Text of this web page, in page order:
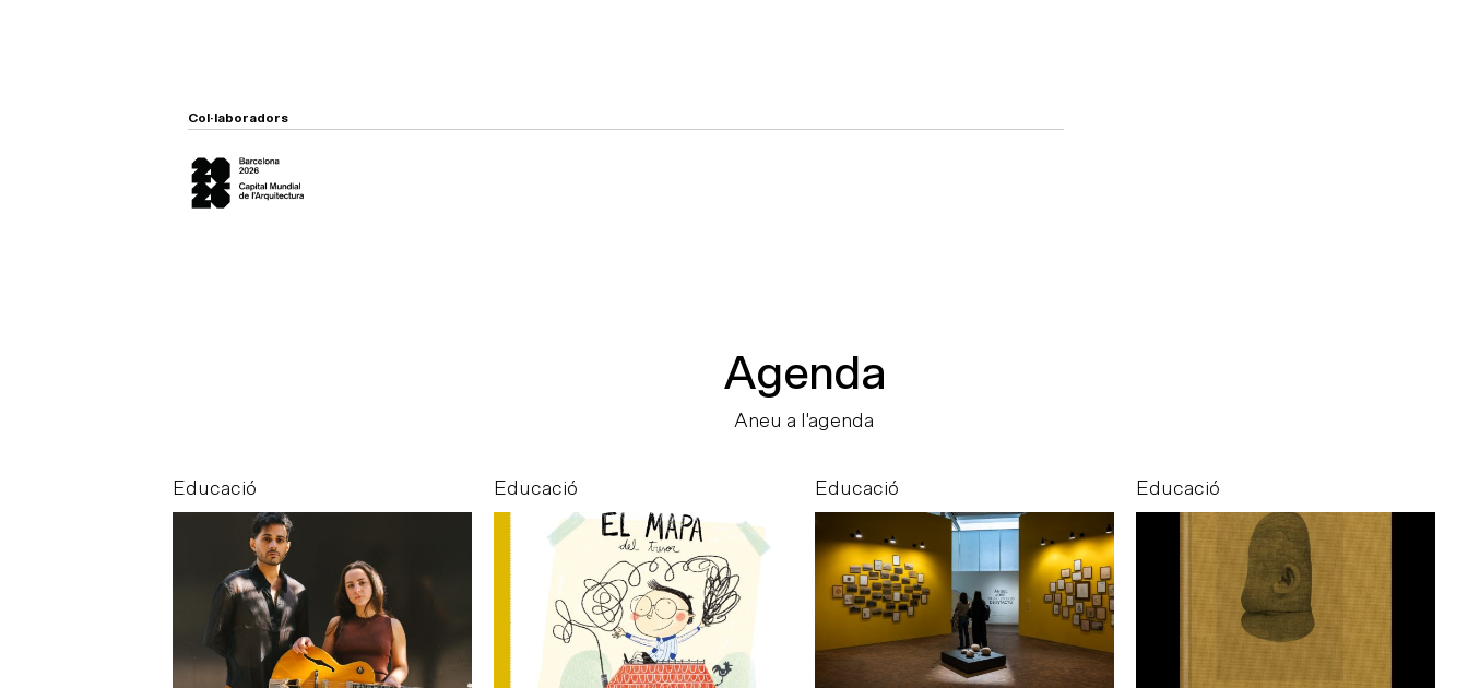
Col·laboradors
Agenda
Aneu a l'agenda
Educació Educació Educació Educació